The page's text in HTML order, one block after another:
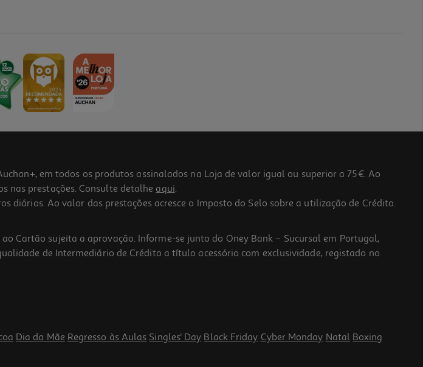
em todos os produtos assinalados na Loja de valor igual ou superior a 75€. Ao
nas prestações. Consulte detalhe aqui.
Ao valor das prestações acresce o Imposto do Selo sobre a utilização de Crédito.
Cartão sujeita a aprovação. Informe-se junto do Oney Bank – Sucursal em Portugal,
de Intermediário de Crédito a título acessório com exclusividade, registado no
Dia da Mãe Regresso às Aulas Singles' Day Black Friday Cyber Monday Natal Boxing